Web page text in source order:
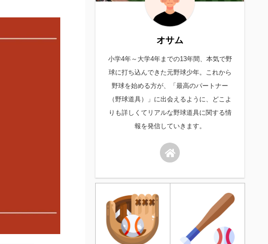
オサム
小学4年～大学4年までの13年間、本気で野
球に打ち込んできた元野球少年。これから
野球を始める方が、「最高のパートナー
（野球道具）」に出会えるように、どこよ
りも詳しくてリアルな野球道具に関する情
報を発信していきます。